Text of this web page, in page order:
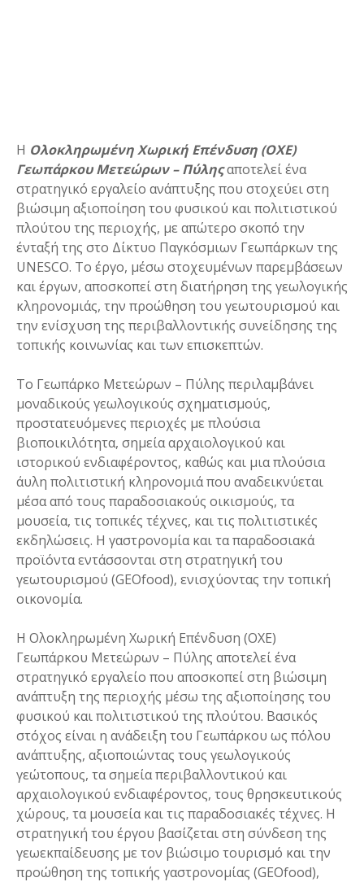
Η Ολοκληρωμένη Χωρική Επένδυση (ΟΧΕ)
Γεωπάρκου Μετεώρων – Πύληςαποτελεί ένα
στρατηγικό εργαλείο ανάπτυξης που στοχεύει στη
βιώσιμη αξιοποίηση του φυσικού και πολιτιστικού
πλούτου της περιοχής, με απώτερο σκοπό την
ένταξή της στο Δίκτυο Παγκόσμιων Γεωπάρκων της
UNESCO. Το έργο, μέσω στοχευμένων παρεμβάσεων
και έργων, αποσκοπεί στη διατήρηση της γεωλογικής
κληρονομιάς, την προώθηση του γεωτουρισμού και
την ενίσχυση της περιβαλλοντικής συνείδησης της
τοπικής κοινωνίας και των επισκεπτών.
Το Γεωπάρκο Μετεώρων – Πύλης περιλαμβάνει
μοναδικούς γεωλογικούς σχηματισμούς,
προστατευόμενες περιοχές με πλούσια
βιοποικιλότητα, σημεία αρχαιολογικού και
ιστορικού ενδιαφέροντος, καθώς και μια πλούσια
άυλη πολιτιστική κληρονομιά που αναδεικνύεται
μέσα από τους παραδοσιακούς οικισμούς, τα
μουσεία, τις τοπικές τέχνες, και τις πολιτιστικές
εκδηλώσεις. Η γαστρονομία και τα παραδοσιακά
προϊόντα εντάσσονται στη στρατηγική του
γεωτουρισμού (GEOfood), ενισχύοντας την τοπική
οικονομία.
Η Ολοκληρωμένη Χωρική Επένδυση (ΟΧΕ)
Γεωπάρκου Μετεώρων – Πύλης αποτελεί ένα
στρατηγικό εργαλείο που αποσκοπεί στη βιώσιμη
ανάπτυξη της περιοχής μέσω της αξιοποίησης του
φυσικού και πολιτιστικού της πλούτου. Βασικός
στόχος είναι η ανάδειξη του Γεωπάρκου ως πόλου
ανάπτυξης, αξιοποιώντας τους γεωλογικούς
γεώτοπους, τα σημεία περιβαλλοντικού και
αρχαιολογικού ενδιαφέροντος, τους θρησκευτικούς
χώρους, τα μουσεία και τις παραδοσιακές τέχνες. Η
στρατηγική του έργου βασίζεται στη σύνδεση της
γεωεκπαίδευσης με τον βιώσιμο τουρισμό και την
προώθηση της τοπικής γαστρονομίας (GEOfood),